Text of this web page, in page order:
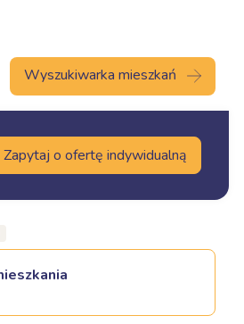
Wyszukiwarka mieszkań
Zapytaj o ofertę indywidualną